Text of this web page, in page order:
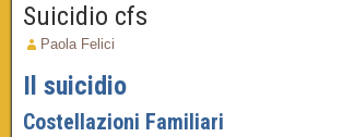
Suicidio cfs
Paola Felici
Il suicidio
Costellazioni Familiari